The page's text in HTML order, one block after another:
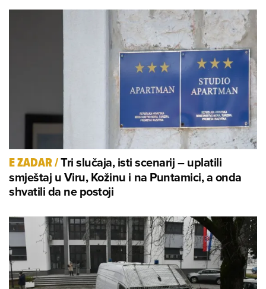
E ZADAR/Tri slučaja, isti scenarij – uplatili
smještaj u Viru, Kožinu i na Puntamici, a onda
shvatili da ne postoji